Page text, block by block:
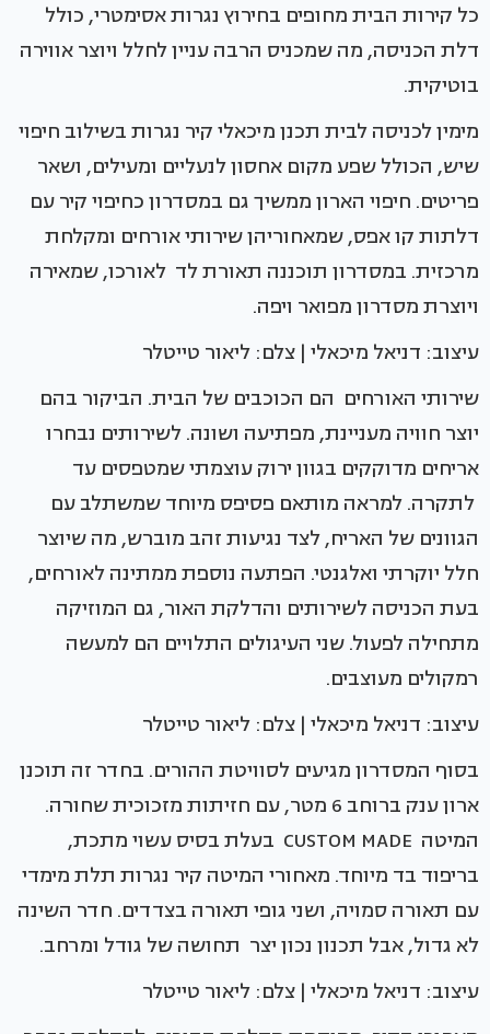
כל קירות הבית מחופים בחירוץ נגרות אסימטרי, כולל
דלת הכניסה, מה שמכניס הרבה עניין לחלל ויוצר אווירה
בוטיקית.
מימין לכניסה לבית תכנן מיכאלי קיר נגרות בשילוב חיפוי
שיש, הכולל שפע מקום אחסון לנעליים ומעילים, ושאר
פריטים. חיפוי הארון ממשיך גם במסדרון כחיפוי קיר עם
דלתות קו אפס, שמאחוריהן שירותי אורחים ומקלחת
מרכזית. במסדרון תוכננה תאורת לד לאורכו, שמאירה
ויוצרת מסדרון מפואר ויפה.
עיצוב: דניאל מיכאלי | צלם: ליאור טייטלר
שירותי האורחים הם הכוכבים של הבית. הביקור בהם
יוצר חוויה מעניינת, מפתיעה ושונה. לשירותים נבחרו
אריחים מדוקקים בגוון ירוק עוצמתי שמטפסים עד
לתקרה. למראה מותאם פסיפס מיוחד שמשתלב עם
הגוונים של האריח, לצד נגיעות זהב מוברש, מה שיוצר
חלל יוקרתי ואלגנטי. הפתעה נוספת ממתינה לאורחים,
בעת הכניסה לשירותים והדלקת האור, גם המוזיקה
מתחילה לפעול. שני העיגולים התלויים הם למעשה
רמקולים מעוצבים.
עיצוב: דניאל מיכאלי | צלם: ליאור טייטלר
בסוף המסדרון מגיעים לסוויטת ההורים. בחדר זה תוכנן
ארון ענק ברוחב 6 מטר, עם חזיתות מזכוכית שחורה.
המיטה CUSTOM MADE בעלת בסיס עשוי מתכת,
בריפוד בד מיוחד. מאחורי המיטה קיר נגרות תלת מימדי
עם תאורה סמויה, ושני גופי תאורה בצדדים. חדר השינה
לא גדול, אבל תכנון נכון יצר תחושה של גודל ומרחב.
עיצוב: דניאל מיכאלי | צלם: ליאור טייטלר